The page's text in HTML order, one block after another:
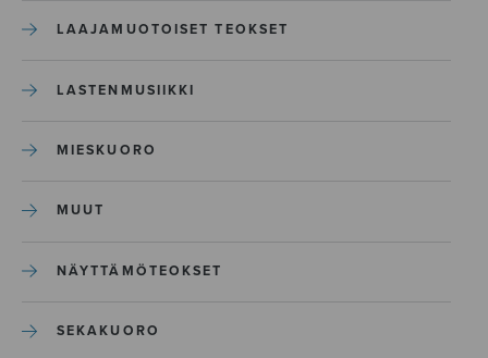
LAAJAMUOTOISET TEOKSET
LASTENMUSIIKKI
MIESKUORO
MUUT
NÄYTTÄMÖTEOKSET
SEKAKUORO